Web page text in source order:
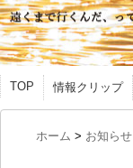
TOP 情報クリップ
ホーム > お知らせ